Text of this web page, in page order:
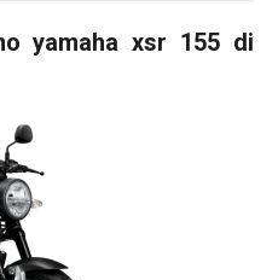
yamaha xsr 155 di